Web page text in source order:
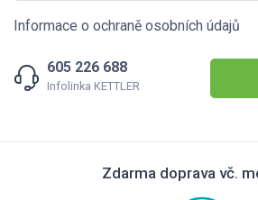
Informace o ochraně osobních údajů
605 226 688
Infolinka KETTLER
Zdarma doprava vč.